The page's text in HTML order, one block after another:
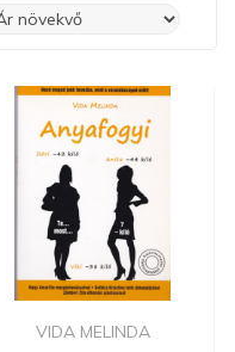
VIDA MELINDA